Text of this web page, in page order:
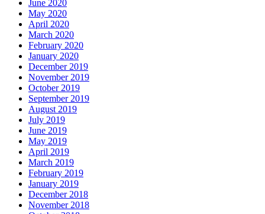
June 2020
May 2020
April 2020
March 2020
February 2020
January 2020
December 2019
November 2019
October 2019
September 2019
August 2019
July 2019
June 2019
May 2019
April 2019
March 2019
February 2019
January 2019
December 2018
November 2018